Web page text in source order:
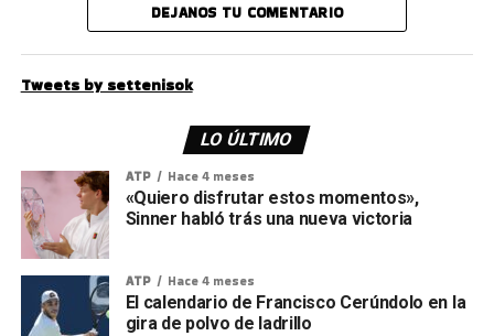
DEJANOS TU COMENTARIO
Tweets by settenisok
LO ÚLTIMO
ATP Hace 4 meses
«Quiero disfrutar estos momentos»,
Sinner habló trás una nueva victoria
ATP Hace 4 meses
El calendario de Francisco Cerúndolo en la
gira de polvo de ladrillo